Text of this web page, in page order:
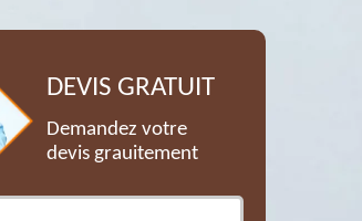
DEVIS GRATUIT
Demandez votre
devis grauitement